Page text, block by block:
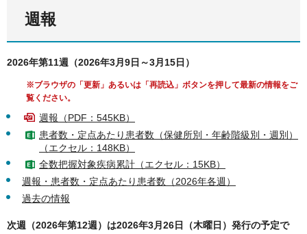
週報
2026年第11週（2026年3月9日～3月15日）
※ブラウザの「更新」あるいは「再読込」ボタンを押して最新の情報をご
覧ください。
週報（PDF：545KB）
患者数・定点あたり患者数（保健所別・年齢階級別・週別）
（エクセル：148KB）
全数把握対象疾病累計（エクセル：15KB）
週報・患者数・定点あたり患者数（2026年各週）
過去の情報
次週（2026年第12週）は2026年3月26日（木曜日）発行の予定で